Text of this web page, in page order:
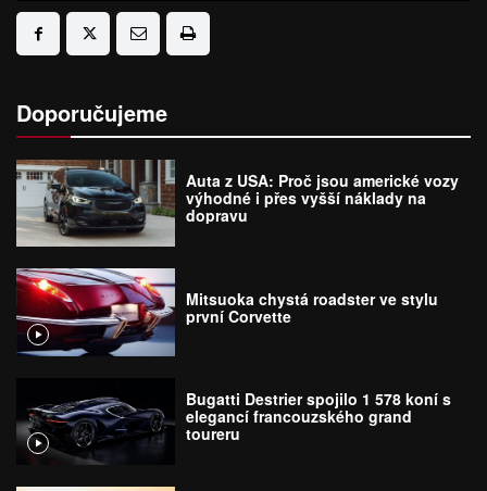
Doporučujeme
Auta z USA: Proč jsou americké vozy
výhodné i přes vyšší náklady na
dopravu
Mitsuoka chystá roadster ve stylu
první Corvette
Bugatti Destrier spojilo 1 578 koní s
elegancí francouzského grand
toureru